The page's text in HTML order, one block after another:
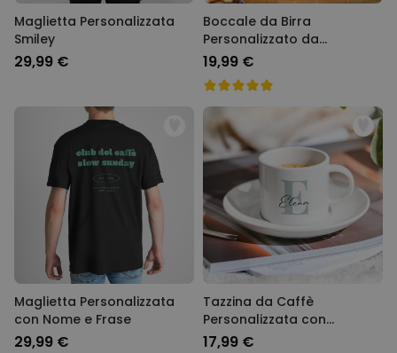
Maglietta Personalizzata
Smiley
29,99 €
Boccale da Birra
Personalizzato da
Motociclista
19,99 €
Maglietta Personalizzata
con Nome e Frase
29,99 €
Tazzina da Caffè
Personalizzata con
Monogramma
17,99 €
PRESTAZIONI